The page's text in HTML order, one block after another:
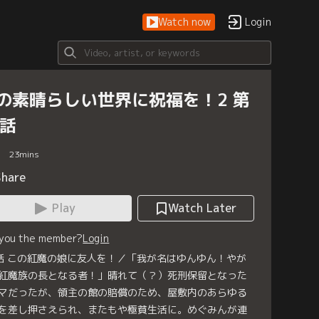
Watch now Login
素晴らしい世界に祝福を！2 第
23mins
Play
Watch Later
the member?Login
この紅魔の娘に友人を！／「我が名はゆんゆん！やが
魔族の長となる者！」晴れて（？）死刑保留となった
だったが、領主の館の賠償のため、屋敷内のあらゆる
差し押さえられ、またもや極貧生活に。めぐみんが連